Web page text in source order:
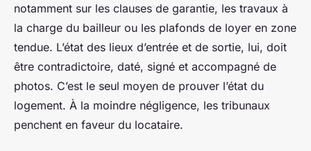
notamment sur les clauses de garantie, les travaux à
la charge du bailleur ou les plafonds de loyer en zone
tendue. L’état des lieux d’entrée et de sortie, lui, doit
être contradictoire, daté, signé et accompagné de
photos. C’est le seul moyen de prouver l’état du
logement. À la moindre négligence, les tribunaux
penchent en faveur du locataire.